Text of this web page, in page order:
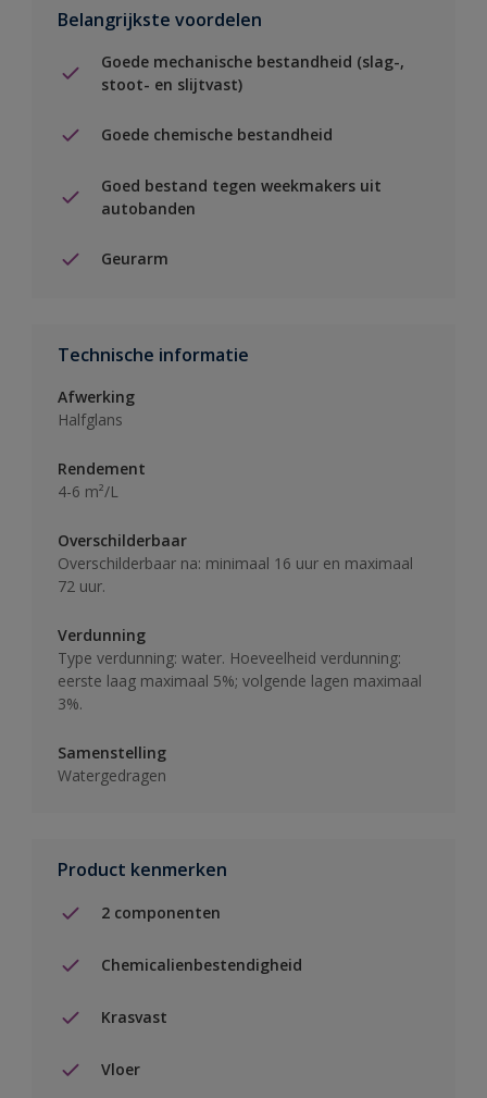
Belangrijkste voordelen
Goede mechanische bestandheid (slag-,
stoot- en slijtvast)
Goede chemische bestandheid
Goed bestand tegen weekmakers uit
autobanden
Geurarm
Technische informatie
Afwerking
Halfglans
Rendement
4-6 m²/L
Overschilderbaar
Overschilderbaar na: minimaal 16 uur en maximaal
72 uur.
Verdunning
Type verdunning: water. Hoeveelheid verdunning:
eerste laag maximaal 5%; volgende lagen maximaal
3%.
Samenstelling
Watergedragen
Product kenmerken
2 componenten
Chemicalienbestendigheid
Krasvast
Vloer